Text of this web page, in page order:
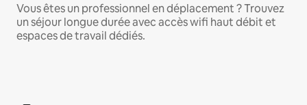
Vous êtes un professionnel en déplacement ? Trouvez
un séjour longue durée avec accès wifi haut débit et
espaces de travail dédiés.